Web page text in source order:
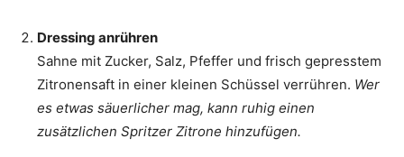
Dressing anrühren
Sahne mit Zucker, Salz, Pfeffer und frisch gepresstem
Zitronensaft in einer kleinen Schüssel verrühren. Wer
es etwas säuerlicher mag, kann ruhig einen
zusätzlichen Spritzer Zitrone hinzufügen.